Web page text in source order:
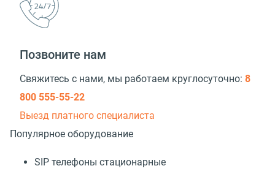
Позвоните нам
Свяжитесь с нами, мы работаем круглосуточно: 8
800 555-55-22
Выезд платного специалиста
Популярное оборудование
SIP телефоны стационарные